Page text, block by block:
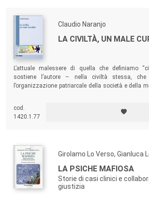
Claudio Naranjo
LA CIVILTÀ, UN MALE
L’attuale malessere di quella che definiamo
sostiene l’autore – nella civiltà stessa,
l’organizzazione patriarcale della società e della
tardo neolitico. L’autore propone la tesi che
trasformazione. Sulla base di questa
modello educativo alternativo che promuova
medicina, psichiatria, musica e filosofia.
formazione transpersonale e integrativa di
cod.
1420.1.77
Girolamo Lo Verso, Gianluca
LA PSICHE MAFIOSA
Storie di casi clinici e
giustizia